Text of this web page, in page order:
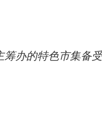
办的特色市集备